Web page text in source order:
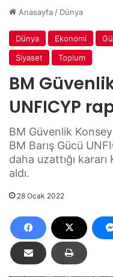
Anasayfa / Dünya
Dünya Ekonomi
Siyaset
Toplum
BM
UNFICYP
BM Güvenlik
BM Barış Gücü
daha uzattığı kararı
aldı.
28 Ocak 2022